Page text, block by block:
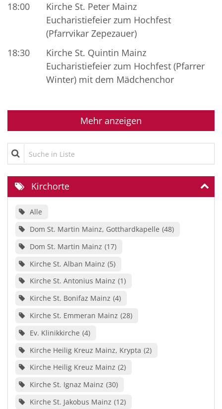
18:00
Kirche St. Peter Mainz
Eucharistiefeier zum Hochfest
(Pfarrvikar Zepezauer)
18:30
Kirche St. Quintin Mainz
Eucharistiefeier zum Hochfest (Pfarrer
Winter) mit dem Mädchenchor
Mehr anzeigen
Suche in Liste
Kirchorte
Alle
Dom St. Martin Mainz, Gotthardkapelle 48
Dom St. Martin Mainz 17
Kirche St. Alban Mainz 5
Kirche St. Antonius Mainz 1
Kirche St. Bonifaz Mainz 4
Kirche St. Emmeran Mainz 28
Ev. Klinikkirche 4
Kirche Heilig Kreuz Mainz, Krypta 2
Kirche Heilig Kreuz Mainz 2
Kirche St. Ignaz Mainz 30
Kirche St. Jakobus Mainz 12